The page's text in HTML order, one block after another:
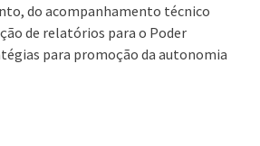
do acompanhamento técnico
de relatórios para o Poder
para promoção da autonomia